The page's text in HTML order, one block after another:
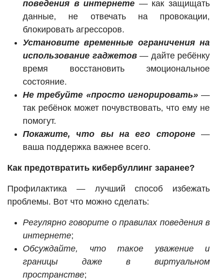
поведения в интернете — как защищать
данные, не отвечать на провокации,
блокировать агрессоров.
Установите временные ограничения на
использование гаджетов— дайте ребёнку
время восстановить эмоциональное
состояние.
Не требуйте «просто игнорировать»—
так ребёнок может почувствовать, что ему не
помогут.
Покажите, что вы на его стороне—
ваша поддержка важнее всего.
Как предотвратить кибербуллинг заранее?
Профилактика — лучший способ избежать
проблемы. Вот что можно сделать:
Регулярно говорите о правилах поведения в
интернете;
Обсуждайте, что такое уважение и
границы даже в виртуальном
пространстве;